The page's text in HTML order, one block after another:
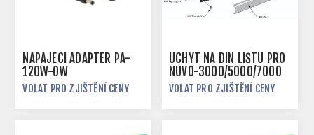
NAPÁJECÍ ADAPTÉR PA-
120W-OW
VOLAT PRO ZJIŠTĚNÍ CENY
ÚCHYT NA DIN LIŠTU PRO
NUVO-3000/5000/7000
VOLAT PRO ZJIŠTĚNÍ CENY